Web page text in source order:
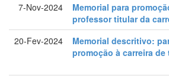
7-Nov-2024
Memorial para
professor titular da
20-Fev-2024
Memorial descritivo:
promoção à carreira